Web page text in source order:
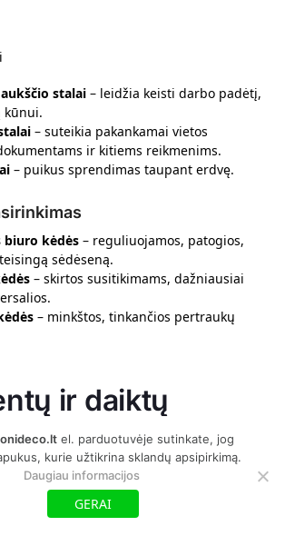
stalai – leidžia keisti darbo padėtį,
kūnui.
– suteikia pakankamai vietos
ir kitiems reikmenims.
– puikus sprendimas taupant erdvę.
biuro kėdės – reguliuojamos, patogios,
sėdėseną.
– skirtos susitikimams, dažniausiai
– minkštos, tinkančios pertraukų
ir daiktų
sprendimai
gerina efektyvumą ir padeda išvengti
el. parduotuvėje sutinkate, jog
kurie užtikrina sklandų apsipirkimą.
Daugiau informacijos
GERAI